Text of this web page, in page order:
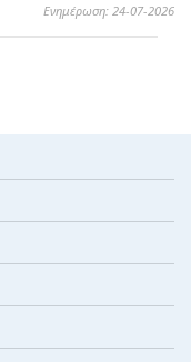
Ενημέρωση: 24-07-2026